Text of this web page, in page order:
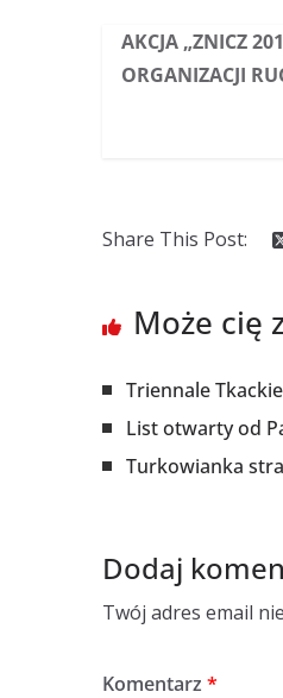
AKCJA „ZNICZ
ORGANIZACJI
Share This Post:
Może cię
Triennale
List otwarty od
Turkowianka
Dodaj
Twój adres email
Komentarz *